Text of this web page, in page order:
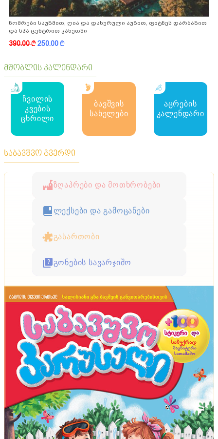
ნომრები საუზმით, ღია და დახურული აუზით, ფიტნეს დარბაზით
და სპა ცენტრით კახეთში
390.00k250.00k
მშობლის კალენდარი
ჩვილის
კვების
ცხრილი
ბავშვის
სახელები
აცრების
კალენდარი
საბავშვო გვერდი
ზღაპრები და მოთხრობები
ლექსები და გამოცანები
გასართობი
გონების სავარჯიშო